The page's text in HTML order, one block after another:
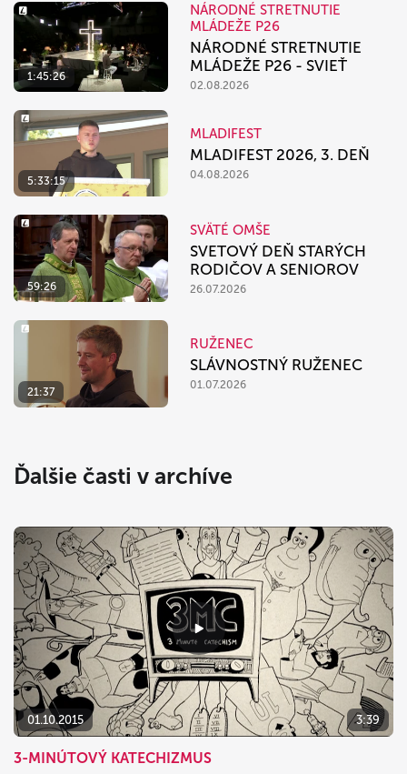
1:45:26
NÁRODNÉ STRETNUTIE
MLÁDEŽE P26
NÁRODNÉ STRETNUTIE
MLÁDEŽE P26 - SVIEŤ
02.08.2026
5:33:15
MLADIFEST
MLADIFEST 2026, 3. DEŇ
04.08.2026
59:26
SVÄTÉ OMŠE
SVETOVÝ DEŇ STARÝCH
RODIČOV A SENIOROV
26.07.2026
21:37
RUŽENEC
SLÁVNOSTNÝ RUŽENEC
01.07.2026
Ďalšie časti v archíve
01.10.2015 3:39
3-MINÚTOVÝ KATECHIZMUS